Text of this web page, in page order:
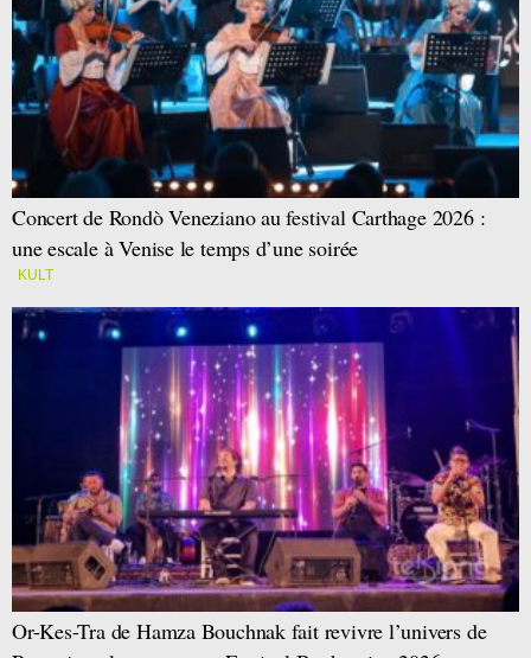
Concert de Rondò Veneziano au festival Carthage 2026 :
une escale à Venise le temps d’une soirée
KULT
Or-Kes-Tra de Hamza Bouchnak fait revivre l’univers de